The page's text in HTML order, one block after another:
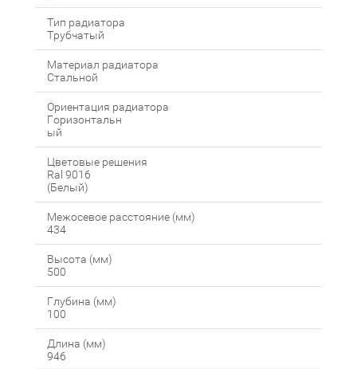
Тип радиатора
Трубчатый
Материал радиатора
Стальной
Ориентация радиатора
Горизонтальн
ый
Цветовые решения
Ral 9016
(Белый)
Межосевое расстояние (мм)
434
Высота (мм)
500
Глубина (мм)
100
Длина (мм)
946